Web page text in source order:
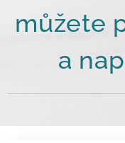
můžete
a